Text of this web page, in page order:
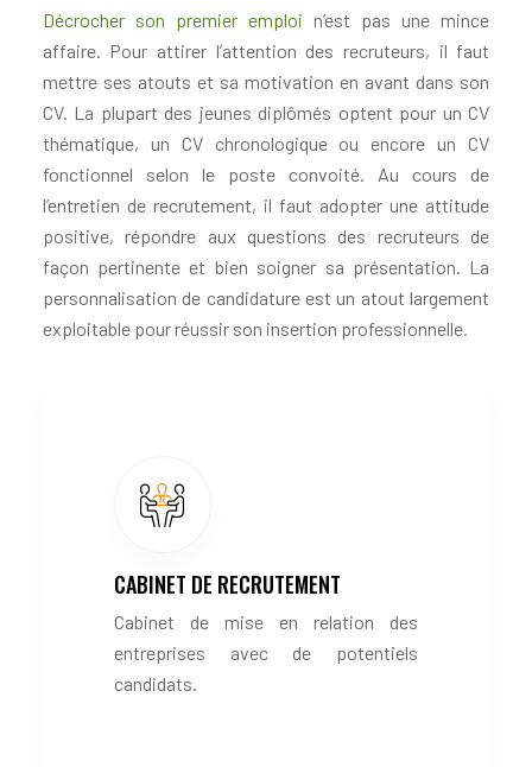
Décrocher son premier emploi n’est pas une mince
affaire. Pour attirer l’attention des recruteurs, il faut
mettre ses atouts et sa motivation en avant dans son
CV. La plupart des jeunes diplômés optent pour un CV
thématique, un CV chronologique ou encore un CV
fonctionnel selon le poste convoité. Au cours de
l’entretien de recrutement, il faut adopter une attitude
positive, répondre aux questions des recruteurs de
façon pertinente et bien soigner sa présentation. La
personnalisation de candidature est un atout largement
exploitable pour réussir son insertion professionnelle.
CABINET DE RECRUTEMENT
Cabinet de mise en relation des
entreprises avec de potentiels
candidats.